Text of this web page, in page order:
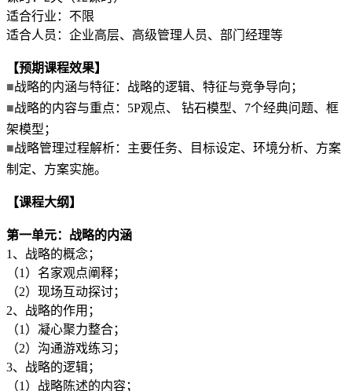
适合行业：不限
适合人员：企业高层、高级管理人员、部门经理等
【预期课程效果】
■战略的内涵与特征：战略的逻辑、特征与竞争导向；
■战略的内容与重点：5P观点、 钻石模型、7个经典问题、框
架模型；
■战略管理过程解析：主要任务、目标设定、环境分析、方案
制定、方案实施。
【课程大纲】
第一单元：战略的内涵
1、战略的概念；
（1）名家观点阐释；
（2）现场互动探讨；
2、战略的作用；
（1）凝心聚力整合；
（2）沟通游戏练习；
3、战略的逻辑；
（1）战略陈述的内容；